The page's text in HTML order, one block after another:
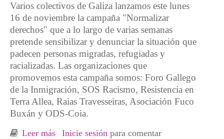
Varios colectivos de Galiza lanzamos este lunes
16 de noviembre la campaña "Normalizar
derechos" que a lo largo de varias semanas
pretende sensibilizar y denunciar la situación que
padecen personas migradas, refugiadas y
racializadas. Las organizaciones que
promovemos esta campaña somos: Foro Gallego
de la Inmigración, SOS Racismo, Resistencia en
Terra Allea, Raias Travesseiras, Asociación Fuco
Buxán y ODS-Coia.
Leer más sobre Campaña galega: "Normalizar dereitos"
Inicie sesión para comentar